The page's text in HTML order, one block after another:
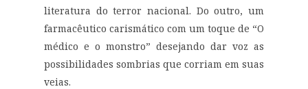
literatura do terror nacional. Do outro, um
farmacêutico carismático com um toque de “O
médico e o monstro” desejando dar voz as
possibilidades sombrias que corriam em suas
veias.